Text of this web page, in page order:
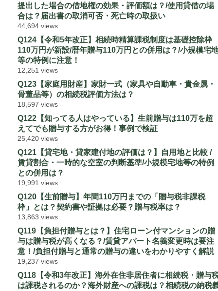
提出した場合の借地権の効果・評価額は？/使用貸借の場
合は？届出書の取消可否・死亡時の取扱い
44,694 views
Q124【令和5年改正】相続時精算課税制度は基礎控除枠
110万円が新設/暦年贈与110万円との併用は？/小規模宅
等の特例に注意！
12,251 views
Q123【家庭用財産】家財一式（家具や自動車・貴金属・
骨董品等）の相続税評価方法は？
18,597 views
Q122【知ってる人はやっている】生前贈与は110万を超
えてでも贈与する方がお得！事例で検証
25,420 views
Q121【貸宅地・貸家建付地の評価は？】自用地と比較 /
賃貸割合・一時的な空室の判断基準/小規模宅地等の特例
との併用は？
19,991 views
Q120【生前贈与】年間110万円までの「贈与税非課税
枠」とは？契約書や証拠は必要？贈与税率は？
13,863 views
Q119【負担付贈与とは？】住宅ローン付マンションの贈
与は贈与税が高くなる？/賃貸アパート名義変更時は要注
意！/負担付贈与と通常の贈与の違いをわかりやすく解説
19,237 views
Q118【令和3年改正】海外在住非居住者に相続税・贈与
は課税されるのか？海外財産への課税は？相続税の納税